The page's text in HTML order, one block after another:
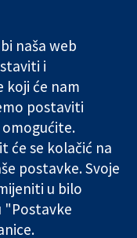
Novosti
medije
O nama
Poslovi
Cochrane
Library
1045921) and a
registered in
naša web
i
koji će nam
postaviti
će se kolačić na
postavke. Svoje
u bilo
"Postavke